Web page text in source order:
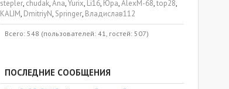
stepler chudak Ana Yurix Li16 Юра AlexM-68 top28
KALIM DmitriyN Springer Владислав112
Всего: 548 (пользователей: 41, гостей: 507)
ПОСЛЕДНИЕ СООБЩЕНИЯ